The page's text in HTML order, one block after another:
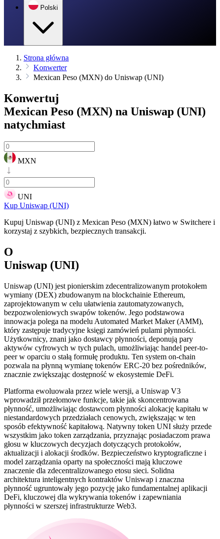
Polski
Strona główna
Konwerter
Mexican Peso (MXN) do Uniswap (UNI)
Konwertuj
Mexican Peso (MXN) na Uniswap (UNI)
natychmiast
MXN
UNI
Kup Uniswap (UNI)
Kupuj Uniswap (UNI) z Mexican Peso (MXN) łatwo w Switchere i
korzystaj z szybkich, bezpiecznych transakcji.
O
Uniswap (UNI)
Uniswap (UNI) jest pionierskim zdecentralizowanym protokołem
wymiany (DEX) zbudowanym na blockchainie Ethereum,
zaprojektowanym w celu ułatwienia zautomatyzowanych,
bezpozwoleniowych swapów tokenów. Jego podstawowa
innowacja polega na modelu Automated Market Maker (AMM),
który zastępuje tradycyjne księgi zamówień pulami płynności.
Użytkownicy, znani jako dostawcy płynności, deponują pary
aktywów cyfrowych w tych pulach, umożliwiając handel peer-to-
peer w oparciu o stałą formułę produktu. Ten system on-chain
pozwala na płynną wymianę tokenów ERC-20 bez pośredników,
znacznie zwiększając dostępność w ekosystemie DeFi.
Platforma ewoluowała przez wiele wersji, a Uniswap V3
wprowadził przełomowe funkcje, takie jak skoncentrowana
płynność, umożliwiając dostawcom płynności alokację kapitału w
niestandardowych przedziałach cenowych, zwiększając w ten
sposób efektywność kapitałową. Natywny token UNI służy przede
wszystkim jako token zarządzania, przyznając posiadaczom prawa
głosu w kluczowych decyzjach dotyczących protokołów,
aktualizacji i alokacji środków. Bezpieczeństwo kryptograficzne i
model zarządzania oparty na społeczności mają kluczowe
znaczenie dla zdecentralizowanego etosu sieci. Solidna
architektura inteligentnych kontraktów Uniswap i znaczna
płynność ugruntowały jego pozycję jako fundamentalnej aplikacji
DeFi, kluczowej dla wykrywania tokenów i zapewniania
płynności w szerszej infrastrukturze Web3.